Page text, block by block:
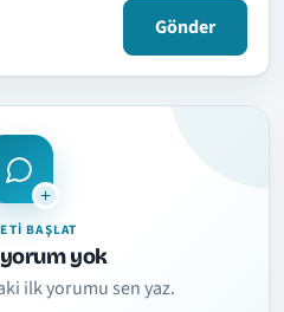
Gönder
BAŞLAT
yok
ilk yorumu sen yaz.